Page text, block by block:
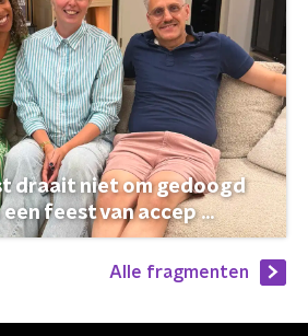
draait niet om gedoogd
feest van accep ...
Alle fragmenten